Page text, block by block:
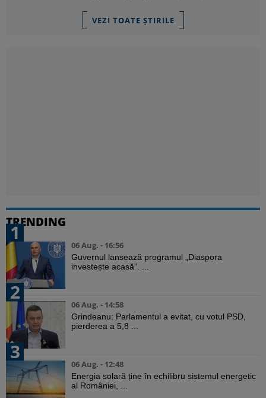
VEZI TOATE ȘTIRILE
TRENDING
1
06 Aug. - 16:56
Guvernul lansează programul „Diaspora
investește acasă”. ...
2
06 Aug. - 14:58
Grindeanu: Parlamentul a evitat, cu votul PSD,
pierderea a 5,8 ...
3
06 Aug. - 12:48
Energia solară ține în echilibru sistemul energetic
al României, ...